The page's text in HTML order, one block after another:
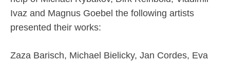
Ivaz and Magnus Goebel the following artists
presented their works:
Zaza Barisch, Michael Bielicky, Jan Cordes, Eva